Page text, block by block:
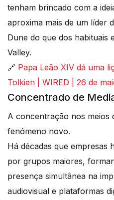
tenham brincado com a
aproxima mais de um líder
Dune do que dos habituais
Valley.
🔗 Papa Leão XIV dá uma
Tolkien | WIRED | 26 de
Concentrado de
A concentração nos meios
fenómeno novo.
Há décadas que empresas
por grupos maiores,
presença simultânea na
audiovisual e plataformas